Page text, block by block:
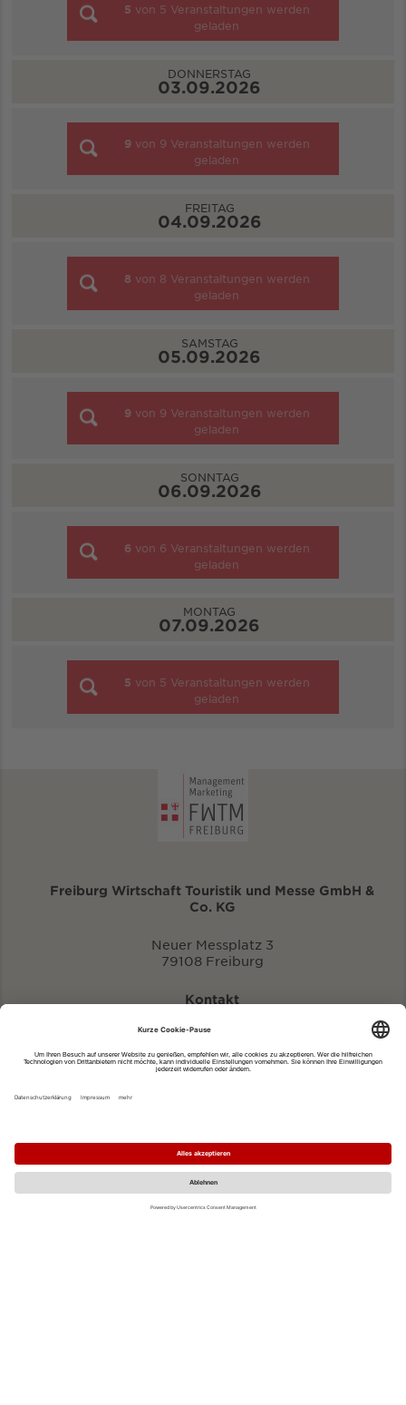
5 von 5 Veranstaltungen werden
geladen
DONNERSTAG
03.09.2026
9 von 9 Veranstaltungen werden
geladen
FREITAG
04.09.2026
8 von 8 Veranstaltungen werden
geladen
SAMSTAG
05.09.2026
9 von 9 Veranstaltungen werden
geladen
SONNTAG
06.09.2026
6 von 6 Veranstaltungen werden
geladen
MONTAG
07.09.2026
5 von 5 Veranstaltungen werden
geladen
Freiburg Wirtschaft Touristik und Messe GmbH &
Co. KG
Neuer Messplatz 3
79108 Freiburg
Kontakt
eventportal@fwtm.de
Impressum